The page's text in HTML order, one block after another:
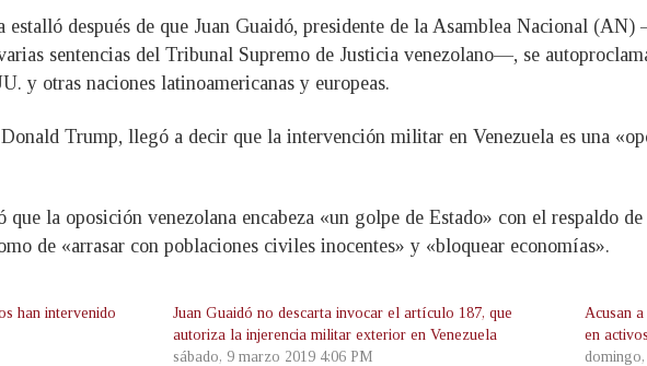
después de que Juan Guaidó, presidente de la Asamblea Nacional (AN)
sentencias del Tribunal Supremo de Justicia venezolano—, se
y otras naciones latinoamericanas y europeas.
Trump, llegó a decir que la intervención militar en Venezuela es una
que la oposición venezolana encabeza «un golpe de Estado» con el respaldo
de «arrasar con poblaciones civiles inocentes» y «bloquear economías».
han intervenido
Juan Guaidó no descarta invocar el artículo 187, que
autoriza la injerencia militar exterior en Venezuela
sábado, 9 marzo 2019 4:06 PM
Acusan
en